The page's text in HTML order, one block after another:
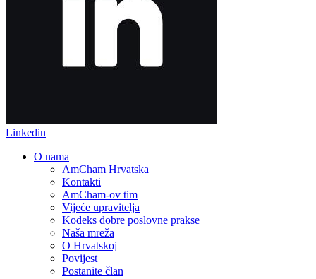
Linkedin
O nama
AmCham Hrvatska
Kontakti
AmCham-ov tim
Vijeće upravitelja
Kodeks dobre poslovne prakse
Naša mreža
O Hrvatskoj
Povijest
Postanite član